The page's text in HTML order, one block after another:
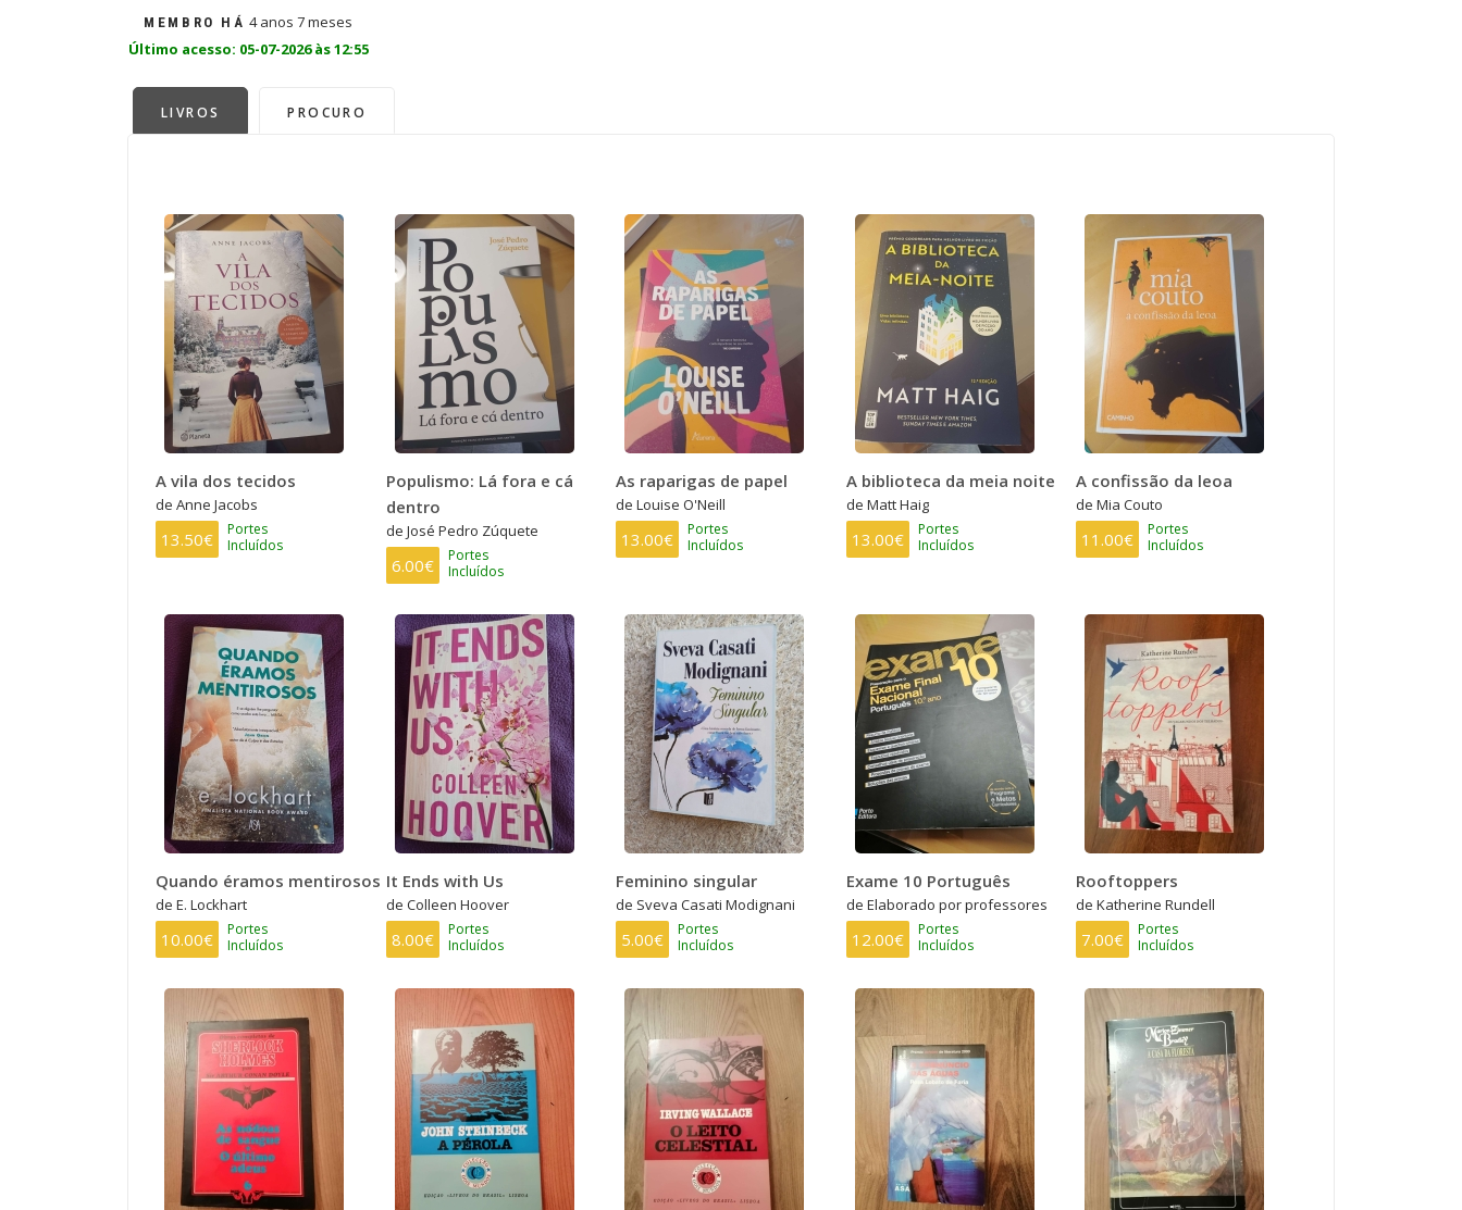
MEMBRO HÁ 4 anos 7 meses
Último acesso: 05-07-2026 às 12:55
LIVROS PROCURO
A vila dos tecidos
de Anne Jacobs
13.50€
Portes
Incluídos
Populismo: Lá fora e cá
dentro
de José Pedro Zúquete
6.00€
Portes
Incluídos
As raparigas de papel
de Louise O'Neill
13.00€
Portes
Incluídos
A biblioteca da meia noite
de Matt Haig
13.00€
Portes
Incluídos
A confissão da leoa
de Mia Couto
11.00€
Portes
Incluídos
Quando éramos mentirosos
de E. Lockhart
10.00€
Portes
Incluídos
It Ends with Us
de Colleen Hoover
8.00€
Portes
Incluídos
Feminino singular
de Sveva Casati Modignani
5.00€
Portes
Incluídos
Exame 10 Português
de Elaborado por professores
12.00€
Portes
Incluídos
Rooftoppers
de Katherine Rundell
7.00€
Portes
Incluídos